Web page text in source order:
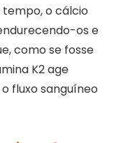
o cálcio
os e
como se fosse
K2 age
fluxo sanguíneo